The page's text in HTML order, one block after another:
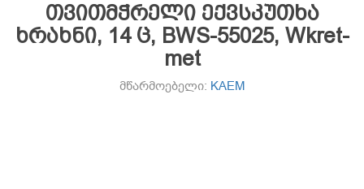
თვითმჭრელი ექვსკუთხა
ხრახნი, 14 ც, BWS-55025, Wkret-
met
მწარმოებელი: KAEM